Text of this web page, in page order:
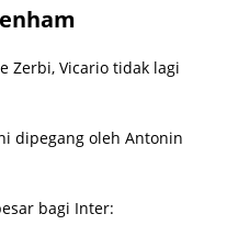
Zerbi, Vicario tidak lagi
dipegang oleh Antonin
bagi Inter: